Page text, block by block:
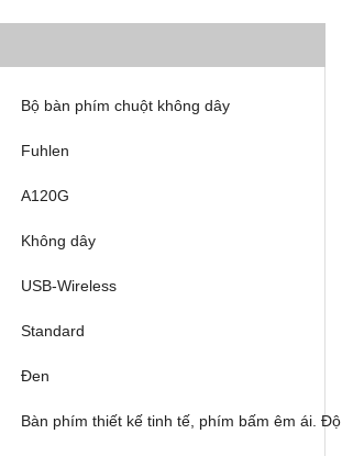
Bộ bàn phím chuột không dây
Fuhlen
A120G
Không dây
USB-Wireless
Standard
Đen
Bàn phím thiết kế tinh tế, phím bấm êm ái.